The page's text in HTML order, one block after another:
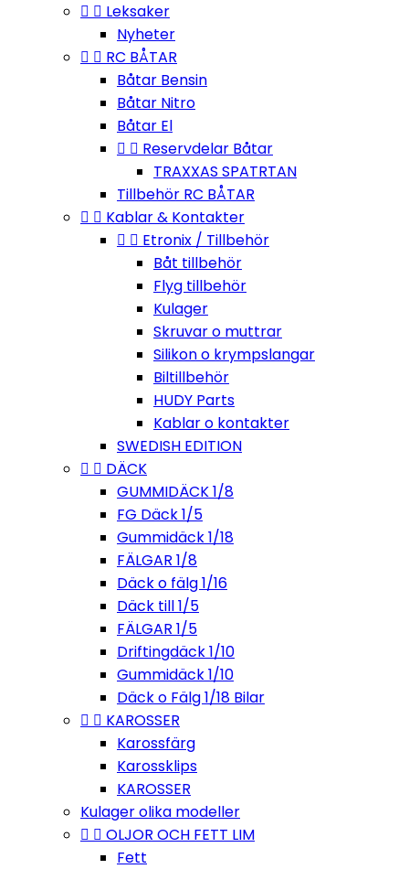
  Leksaker
Nyheter
  RC BÅTAR
Båtar Bensin
Båtar Nitro
Båtar El
  Reservdelar Båtar
TRAXXAS SPATRTAN
Tillbehör RC BÅTAR
  Kablar & Kontakter
  Etronix / Tillbehör
Båt tillbehör
Flyg tillbehör
Kulager
Skruvar o muttrar
Silikon o krympslangar
Biltillbehör
HUDY Parts
Kablar o kontakter
SWEDISH EDITION
  DÄCK
GUMMIDÄCK 1/8
FG Däck 1/5
Gummidäck 1/18
FÄLGAR 1/8
Däck o fälg 1/16
Däck till 1/5
FÄLGAR 1/5
Driftingdäck 1/10
Gummidäck 1/10
Däck o Fälg 1/18 Bilar
  KAROSSER
Karossfärg
Karossklips
KAROSSER
Kulager olika modeller
  OLJOR OCH FETT LIM
Fett